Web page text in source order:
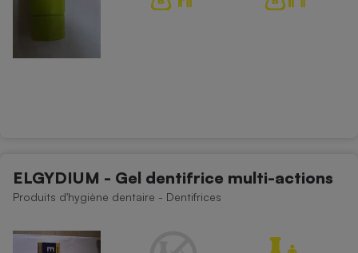
ELGYDIUM - Gel dentifrice multi-actions
Produits d'hygiène dentaire - Dentifrices